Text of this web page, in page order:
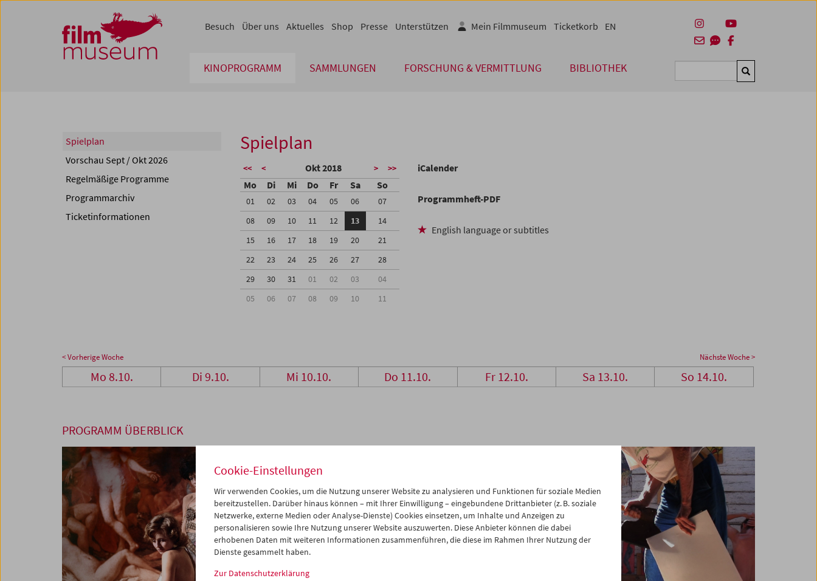
Zum Inhalt
Zum Hauptmenü
Zur Servicenavigation
Zum Suche
KINOPROGRAMM SAMMLUNGEN FORSCHUNG & VERMITTLUNG BIBLIOTHEK Suchen
Besuch Über uns Aktuelles Shop Presse Unterstützen Mein Filmmuseum Ticketkorb EN
Spielplan
Vorschau Sept / Okt 2026
Regelmäßige Programme
Programmarchiv
Ticketinformationen
Spielplan
<< < Okt 2018 > >>
Mo Di Mi Do Fr Sa So
01 02 03 04 05 06
07
08
09 10 11 12 13
14
15
16 17 18 19 20
21
22
23 24 25 26 27
28
29
30 31 01 02 03
04
05
06 07 08 09 10 11
iCalender
Programmheft-PDF
English language or subtitles
< Vorherige Woche Nächste Woche >
Mo 8.10. Di 9.10. Mi 10.10. Do 11.10. Fr 12.10. Sa 13.10. So 14.10.
PROGRAMM ÜBERBLICK
Cookie-Einstellungen
Wir verwenden Cookies, um die Nutzung unserer Website zu analysieren und Funktionen für soziale Medien
bereitzustellen. Darüber hinaus können – mit Ihrer Einwilligung – eingebundene Drittanbieter (z. B. soziale
Netzwerke, externe Medien oder Analyse-Dienste) Cookies einsetzen, um Inhalte und Anzeigen zu
personalisieren sowie Ihre Nutzung unserer Website auszuwerten. Diese Anbieter können die dabei
erhobenen Daten mit weiteren Informationen zusammenführen, die diese im Rahmen Ihrer Nutzung der
Dienste gesammelt haben.
Zur Datenschutzerklärung